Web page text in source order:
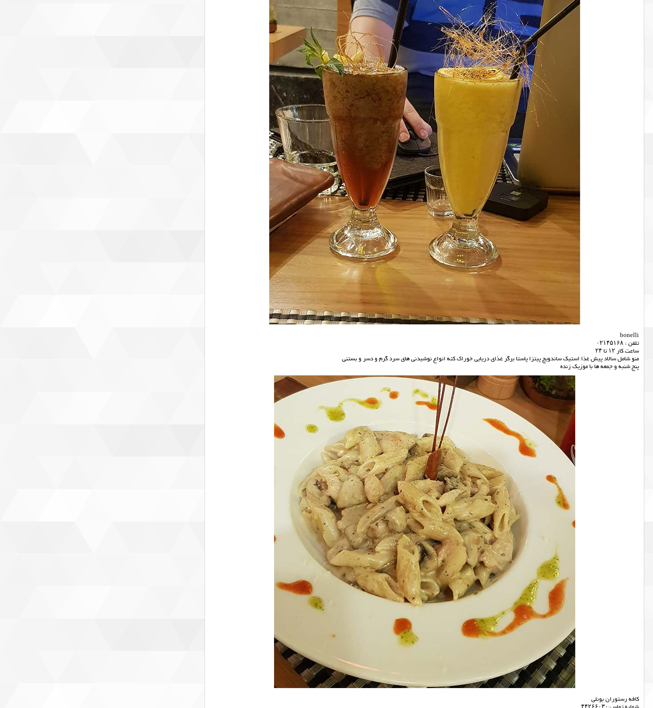
bonelli
تلفن : ۰۲۱۴۵۱۶۸
ساعت کار ۱۲ تا ۲۴
منو شامل سالاد پیش غذا استیک ساندویچ پیتزا پاستا برگر غذای دریایی خوراک کته انواع نوشیدنی های سرد گرم و دسر و بستنی
پنج شنبه و جمعه ها با موزیک زنده
کافه رستوران بونلی